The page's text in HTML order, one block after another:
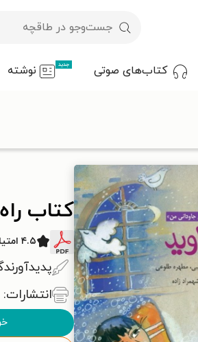
کتاب‌های صوتی جدید نوشته
کتاب
۴.۵ امتیاز
انتشارات: